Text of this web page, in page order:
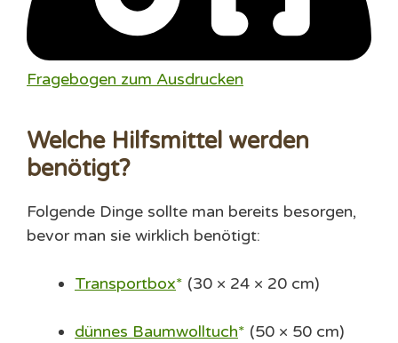
Fragebogen zum Ausdrucken
Welche Hilfsmittel werden
benötigt?
Folgende Dinge sollte man bereits besorgen,
bevor man sie wirklich benötigt:
Transportbox (30 × 24 × 20 cm)
dünnes Baumwolltuch
(50 × 50 cm)